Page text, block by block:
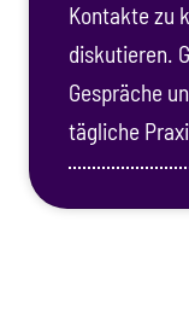
Kontakte zu
diskutieren.
Gespräche
tägliche